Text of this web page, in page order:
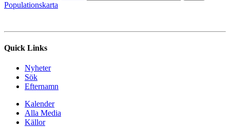
Populationskarta
Quick Links
Nyheter
Sök
Efternamn
Kalender
Alla Media
Källor